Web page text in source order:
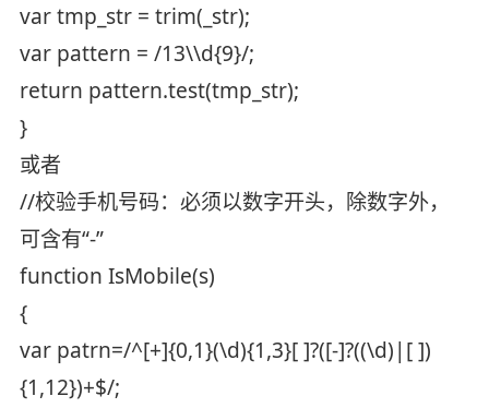
var tmp_str = trim(_str);
var pattern = /13\\d{9}/;
return pattern.test(tmp_str);
}
或者
//校验手机号码：必须以数字开头，除数字外，
可含有“-”
function IsMobile(s)
{
var patrn=/^[+]{0,1}(\d){1,3}[ ]?([-]?((\d)|[ ])
{1,12})+$/;